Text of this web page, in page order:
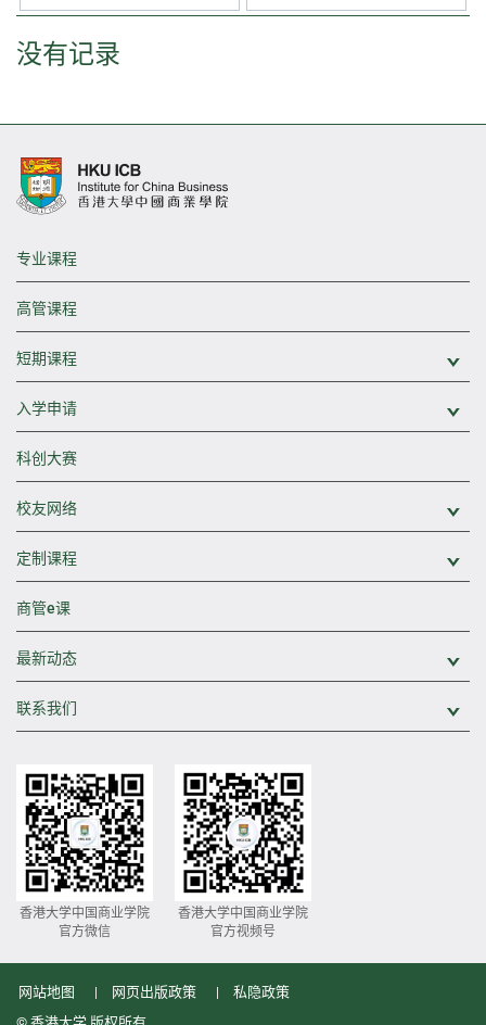
没有记录
专业课程
高管课程
短期课程
入学申请
科创大赛
校友网络
定制课程
商管e课
最新动态
联系我们
香港大学中国商业学院
官方微信
香港大学中国商业学院
官方视频号
网站地图 网页出版政策
私隐政策